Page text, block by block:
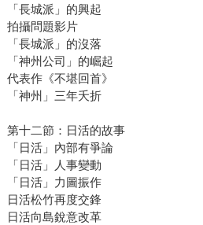
「長城派」的興起
拍攝問題影片
「長城派」的沒落
「神州公司」的崛起
代表作《不堪回首》
「神州」三年夭折
第十二節：日活的故事
「日活」內部有爭論
「日活」人事變動
「日活」力圖振作
日活松竹再度交鋒
日活向島銳意改革